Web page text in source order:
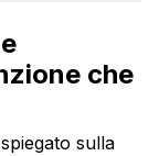
che
sulla